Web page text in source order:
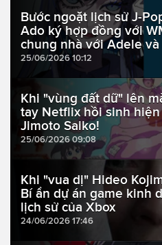
Bước ngoặt lịch sử J-
Ado ký hợp đồng với
chung nhà với Adele
25/06/2026 10:12
Khi "vùng đất dữ" lên
tay Netflix hồi sinh
Jimoto Saiko!
25/06/2026 09:08
Khi "vua dị" Hideo
Bí ẩn dự án game kinh
lịch sử của Xbox
24/06/2026 17:46